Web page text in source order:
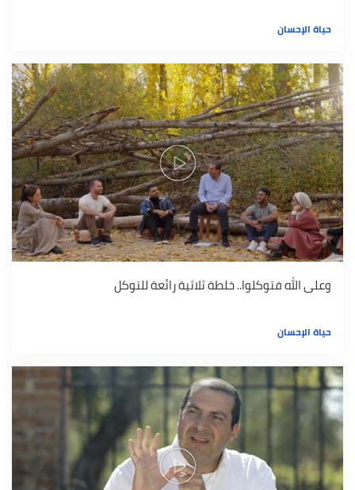
حياة الإحسان
وعلى الله فتوكلوا.. خلطة ثلاثية رائعة للتوكل
حياة الإحسان